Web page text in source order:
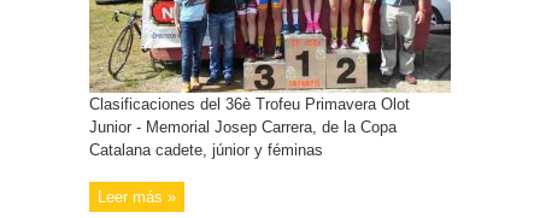
Clasificaciones del 36è Trofeu Primavera Olot
Junior - Memorial Josep Carrera, de la Copa
Catalana cadete, júnior y féminas
Leer más »